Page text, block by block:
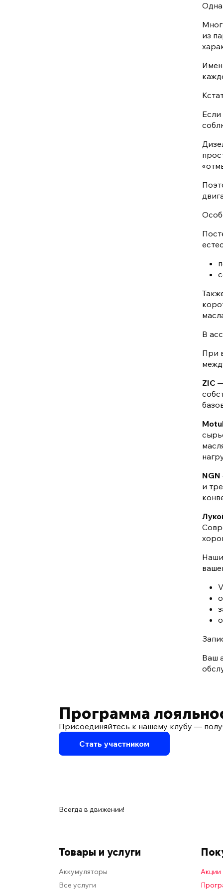
из
Если
В
При
ZIC
NGN
и
Ваш
Программа
Присоединяйтесь к нашему клубу —
Стать участником
Всегда в движении!
Товары и услуги
Аккумуляторы
Все услуги
Акции